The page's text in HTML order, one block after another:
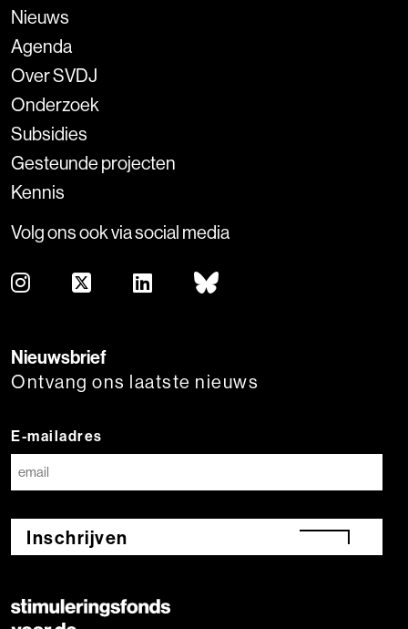
Nieuws
Agenda
Over SVDJ
Onderzoek
Subsidies
Gesteunde projecten
Kennis
Volg ons ook via social media
Nieuwsbrief
Ontvang ons laatste nieuws
E-mailadres
Inschrijven